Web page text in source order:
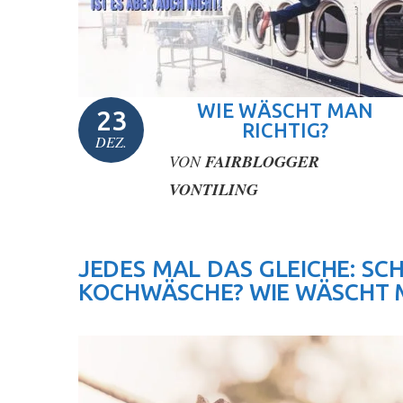
23
DEZ.
WIE WÄSCHT MAN
RICHTIG?
VONFAIRBLOGGER
VONTILING
JEDES MAL DAS GLEICHE:
KOCHWÄSCHE? WIE WÄSCHT